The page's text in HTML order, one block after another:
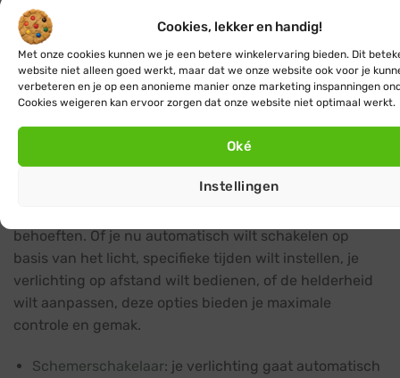
Cookies, lekker en handig!
Met onze cookies kunnen we je een betere winkelervaring bieden. Dit
website niet alleen goed werkt, maar dat we onze website ook voor je
verbeteren en je op een anonieme manier onze marketing inspanningen
Cookies weigeren kan ervoor zorgen dat onze website niet optimaal werkt.
Oké
Instellingen
bereiken.
Hang de lichtsnoeren op.
Steek de startkabel in het stopcontact.
Klaar! Geniet van een sfeervol verlichte
Bediening
Met de juiste accessoires kun je de bediening van je
behoeften. Of je nu automatisch wilt schakelen op
basis van het licht, specifieke tijden wilt instellen, je
verlichting op afstand wilt bedienen, of de helderheid
wilt aanpassen, deze opties bieden je maximale
controle en gemak.
Schemerschakelaar: je verlichting gaat automatisch